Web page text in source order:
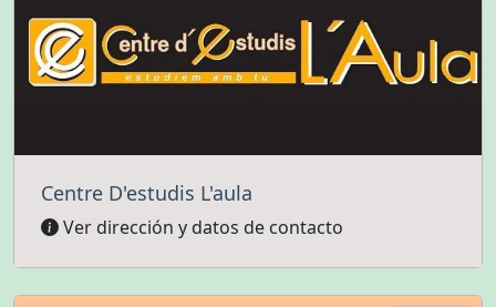
Centre D'estudis L'aula
Ver dirección y datos de contacto